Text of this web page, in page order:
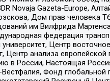
Novaja Gazeta-Europe,
Дом прав человека
им Вилфрида
федерация
Центр
анализа
России, Настоящая
Фонд